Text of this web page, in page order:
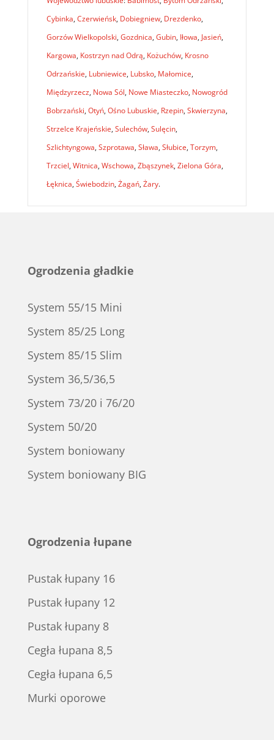
Cybinka, Czerwieńsk, Dobiegniew, Drezdenko,
Gorzów Wielkopolski, Gozdnica, Gubin, Iłowa, Jasień,
Kargowa, Kostrzyn nad Odrą, Kożuchów, Krosno
Odrzańskie, Lubniewice, Lubsko, Małomice,
Międzyrzecz, Nowa Sól, Nowe Miasteczko, Nowogród
Bobrzański, Otyń, Ośno Lubuskie, Rzepin, Skwierzyna,
Strzelce Krajeńskie, Sulechów, Sulęcin,
Szlichtyngowa, Szprotawa, Sława, Słubice, Torzym,
Trzciel, Witnica, Wschowa, Zbąszynek, Zielona Góra,
Łęknica, Świebodzin, Żagań, Żary.
Ogrodzenia gładkie
System 55/15 Mini
System 85/25 Long
System 85/15 Slim
System 36,5/36,5
System 73/20 i 76/20
System 50/20
System boniowany
System boniowany BIG
Ogrodzenia łupane
Pustak łupany 16
Pustak łupany 12
Pustak łupany 8
Cegła łupana 8,5
Cegła łupana 6,5
Murki oporowe